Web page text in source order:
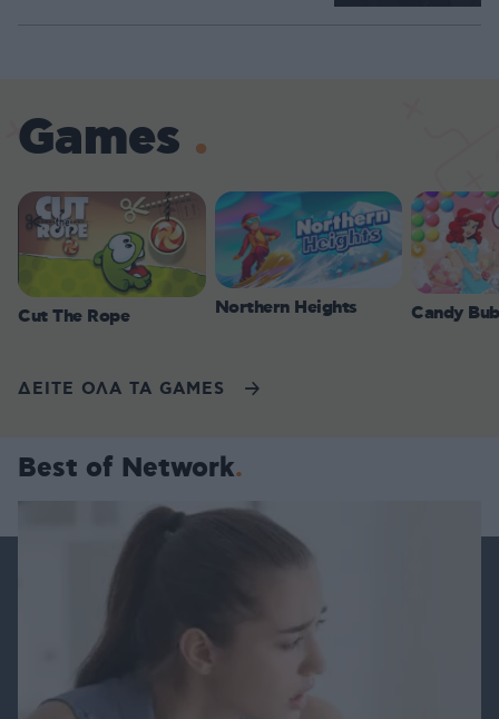
Games
Cut The Rope Northern Heights Candy
ΔΕΙΤΕ ΟΛΑ ΤΑ GAMES
Best of Network